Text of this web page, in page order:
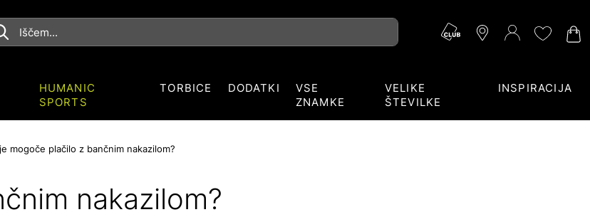
HUMANIC
SPORTS
TORBICE DODATKI
VSE
ZNAMKE
VELIKE
ŠTEVILKE
INSPIRACIJA
mogoče plačilo z bančnim nakazilom?
nakazilom?